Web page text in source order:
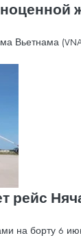
Вьетнама
рейс
на борту 6